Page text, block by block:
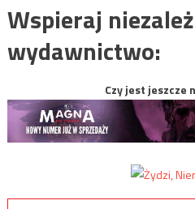
Wspieraj
wydawnictwo:
Czy jest jeszcze